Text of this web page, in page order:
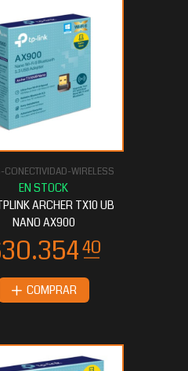
CONECTIVIDAD-WIRELESS
ARCHER TX10 UB
NANO AX900
COMPRAR